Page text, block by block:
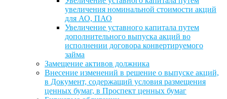
увеличения номинальной стоимости акций
для АО, ПАО
Увеличение уставного капитала путем
дополнительного выпуска акций во
исполнении договора конвертируемого
займа
Замещение активов должника
Внесение изменений в решение о выпуске акций,
в Документ, содержащий условия размещения
ценных бумаг, в Проспект ценных бумаг